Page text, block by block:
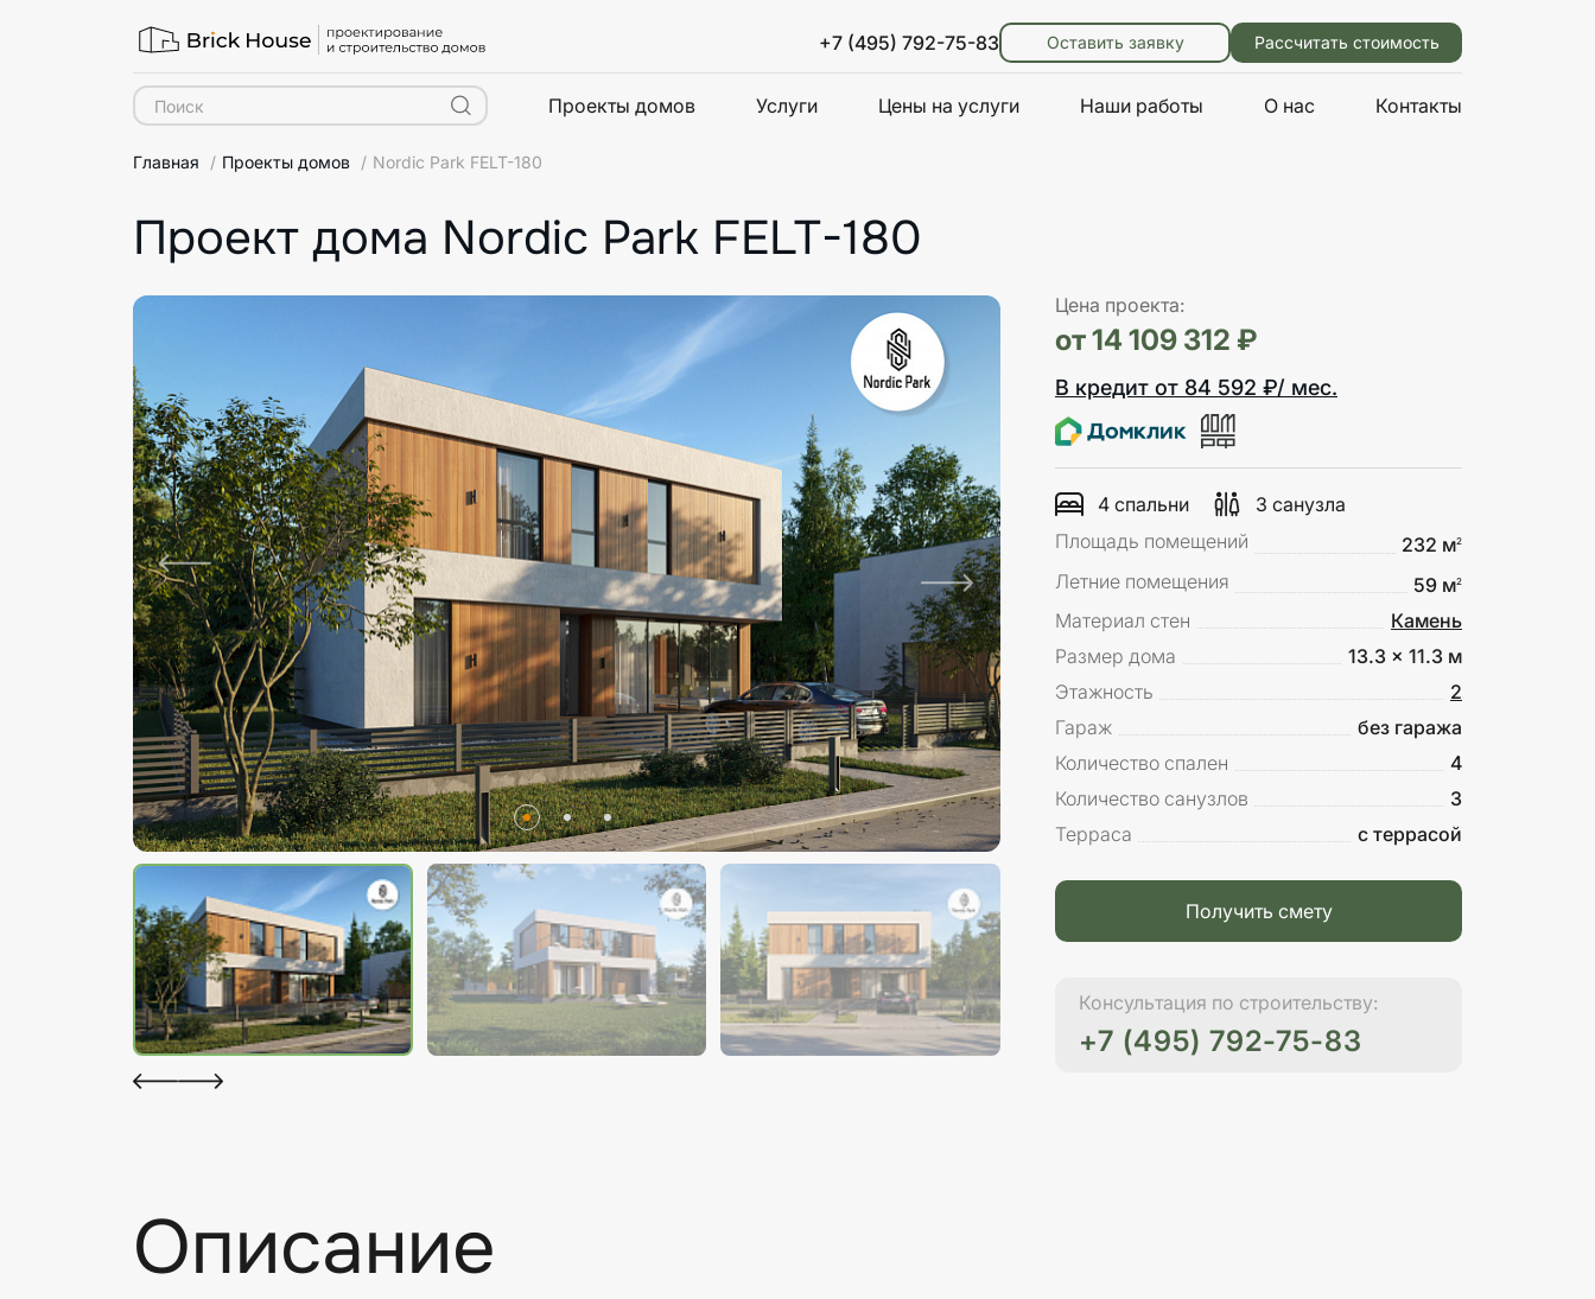
+7 (495) 792-75-83 Оставить заявку Рассчитать стоимость
Проекты домов Услуги Цены на услуги Наши работы О нас Контакты
Главная Проекты домов Nordic Park FELT-180
Проект дома Nordic Park FELT-180
Цена проекта:
от 14 109 312 ₽
В кредит от 84 592 ₽/ мес.
4 спальни
3 санузла
Площадь помещений
232 м2
Летние помещения 59 м2
Материал стен
Камень
Размер дома
13.3 x 11.3 м
Этажность
2
Гараж
без гаража
Количество спален
4
Количество санузлов
3
Терраса
с террасой
Получить смету
Консультация по строительству:
+7 (495) 792-75-83
Описание